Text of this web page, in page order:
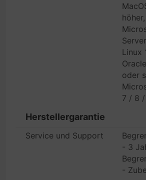
Linux
oder
7 / 8 /
Herstellergarantie
Service und Support
- 3
-